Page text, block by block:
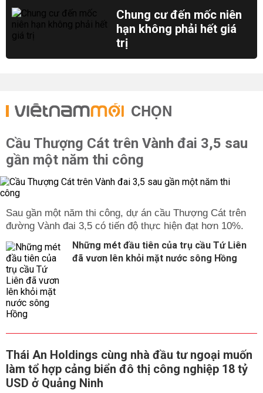
Chung cư đến mốc niên
hạn không phải hết giá
trị
CHỌN
Cầu Thượng Cát trên Vành đai 3,5 sau
gần một năm thi công
Sau gần một năm thi công, dự án cầu Thượng Cát trên
đường Vành đai 3,5 có tiến độ thực hiện đạt hơn 10%.
Những mét đầu tiên của trụ cầu Tứ Liên
đã vươn lên khỏi mặt nước sông Hồng
Thái An Holdings cùng nhà đầu tư ngoại muốn
làm tổ hợp cảng biển đô thị công nghiệp 18 tỷ
USD ở Quảng Ninh